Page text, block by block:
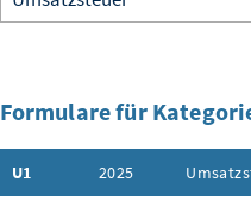
Formulare für
U1 2025
Inhalt aufklappen